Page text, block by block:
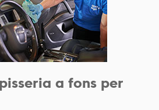
a fons per